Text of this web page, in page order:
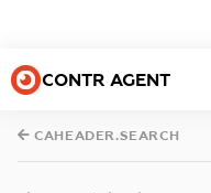
CONTR AGENT
CAHEADER.SEARCH